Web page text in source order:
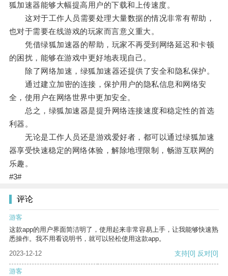
狐加速器能够大幅提高用户的下载和上传速度。
这对于工作人员需要处理大量数据的情况非常有帮助，
也对于需要在线游戏的玩家而言意义重大。
凭借绿狐加速器的帮助，玩家不再受到网络延迟和卡顿
的困扰，能够在游戏中更好地表现自己。
除了网络加速，绿狐加速器还提供了安全和隐私保护。
通过建立加密的连接，保护用户的隐私信息和网络安
全，使用户在网络世界中更加安全。
总之，绿狐加速器是提升网络连接速度和稳定性的首选
利器。
无论是工作人员还是游戏爱好者，都可以通过绿狐加速
器享受快速稳定的网络体验，解除地理限制，畅游互联网的
乐趣。
#3#
评论
游客
这款app的用户界面简洁明了，使用起来非常容易上手，让我能够快速熟
悉操作。我不用看说明书，就可以轻松使用这款app。
2023-12-12
支持[0] 反对[0]
游客